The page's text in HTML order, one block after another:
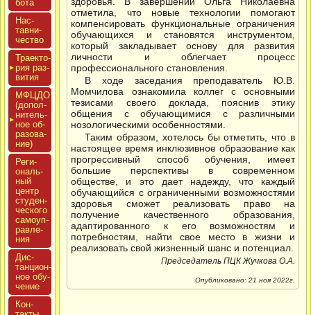
бота
Нас­
тавни­
чес­тво
Тра­ек­то­
рия раз­
ви­тия
МФЦДО
(до­пол­
ни­тель­
ное об­
ра­зова­
ние)
Реги­
ональ­
ный
центр
сту­ден­
ческо­го
са­мо­уп­
равле­
ния
Дис­
танци­он­
ное обу­
чение
Кон­
отметила, что новые технологии помогают
компенсировать функциональные ограничения
обучающихся и становятся инструментом,
который закладывает основу для развития
личности и облегчает процесс
профессионального становления.
В ходе заседания преподаватель Ю.В.
Момчилова ознакомила коллег с основными
тезисами своего доклада, пояснив этику
общения с обучающимися с различными
нозологическими особенностями.
Таким образом, хотелось бы отметить, что в
настоящее время инклюзивное образование как
прогрессивный способ обучения, имеет
большие перспективы в современном
обществе, и это дает надежду, что каждый
обучающийся с ограниченными возможностями
здоровья сможет реализовать право на
получение качественного образования,
адаптированного к его возможностям и
потребностям, найти свое место в жизни и
реализовать свой жизненный шанс и потенциал.
Председатель ПЦК Жучкова О.А.
Опубликовано: 21 ноя 2022г.